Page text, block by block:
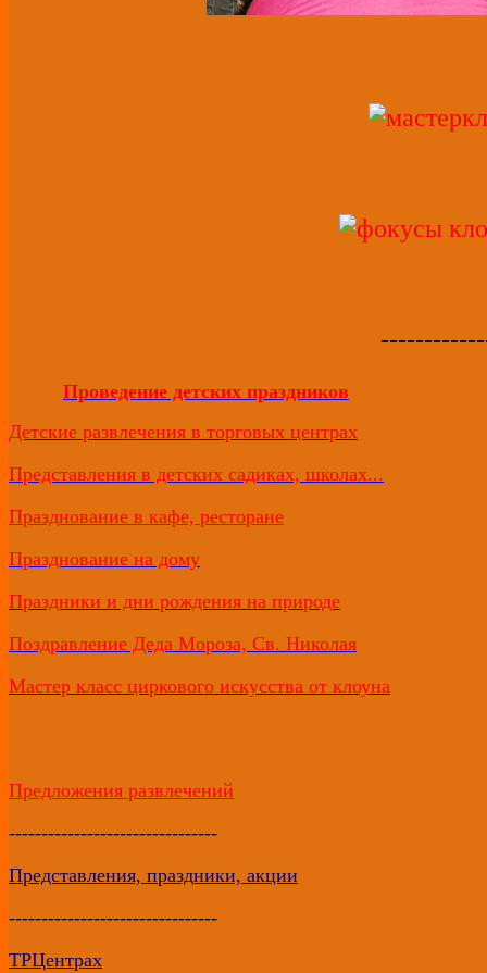
Проведение детских праздников
Детские развлечения в торговых центрах
Представления в детских садиках, школах...
Празднование в кафе, ресторане
Празднование на дому
Праздники и дни рождения на природе
Поздравление Деда Мороза, Св. Николая
Мастер класс циркового искусства от клоуна
Предложения развлечений
--------------------------------
Представления, праздники, акции
--------------------------------
ТРЦентрах